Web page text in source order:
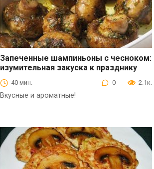
Закуски
Запеченные шампиньоны с чесноком:
изумительная закуска к празднику
40 мин. 0 2.1к.
Вкусные и ароматные!